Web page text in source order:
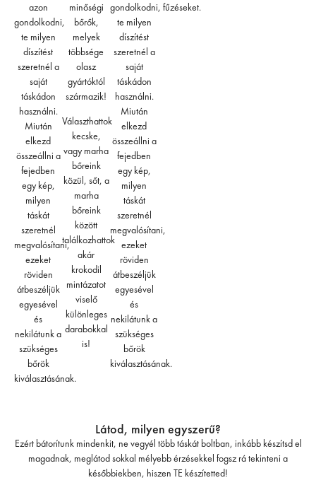
azon
gondolkodni,
te milyen
díszítést
szeretnél a
saját
táskádon
használni.
Miután
elkezd
összeállni a
fejedben
egy kép,
milyen
táskát
szeretnél
megvalósítani,
ezeket
röviden
átbeszéljük
egyesével
és
nekilátunk a
szükséges
bőrök
kiválasztásának.
minőségi
bőrők,
melyek
többsége
olasz
gyártóktól
származik!
Választhattok
kecske,
vagy marha
bőreink
közül, sőt, a
marha
bőreink
között
találkozhattok
akár
krokodil
mintázatot
viselő
különleges
darabokkal
is!
gondolkodni,
te milyen
díszítést
szeretnél a
saját
táskádon
használni.
Miután
elkezd
összeállni a
fejedben
egy kép,
milyen
táskát
szeretnél
megvalósítani,
ezeket
röviden
átbeszéljük
egyesével
és
nekilátunk a
szükséges
bőrök
kiválasztásának.
fűzéseket.
Látod, milyen egyszerű?
Ezért bátorítunk mindenkit, ne vegyél több táskát boltban, inkább készítsd el
magadnak, meglátod sokkal mélyebb érzésekkel fogsz rá tekinteni a
későbbiekben, hiszen TE készítetted!